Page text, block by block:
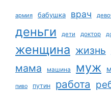
армия бабушка врач
деньги дети доктор
женщина жизнь
мама машина муж
пиво путин работа